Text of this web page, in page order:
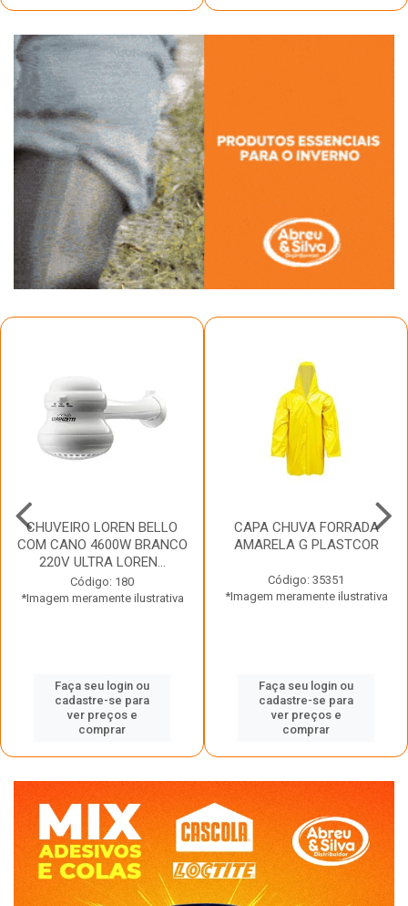
CHUVEIRO LOREN BELLO
COM CANO 4600W BRANCO
220V ULTRA LOREN...
Código: 180
*Imagem meramente ilustrativa
Faça seu login ou
cadastre-se para
ver preços e
comprar
CAPA CHUVA FORRADA
AMARELA G PLASTCOR
Código: 35351
*Imagem meramente ilustrativa
Faça seu login ou
cadastre-se para
ver preços e
comprar